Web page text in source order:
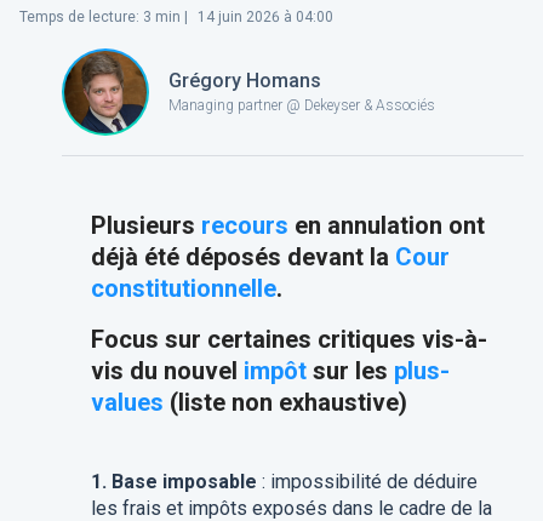
Temps de lecture: 3 min | 14 juin 2026 à 04:00
Grégory Homans
Managing partner @ Dekeyser & Associés
​Plusieurs recours en annulation ont
déjà été déposés devant la Cour
constitutionnelle.
Focus sur certaines critiques vis-à-
vis du nouvel impôtsur les plus-
values (liste non exhaustive)
1. Base imposable : impossibilité de déduire
les frais et impôts exposés dans le cadre de la